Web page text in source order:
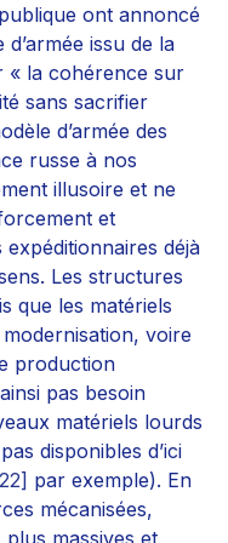
ont annoncé
issu de la
« la cohérence sur
sans sacrifier
d’armée des
russe à nos
illusoire et ne
et
expéditionnaires déjà
Les structures
que les matériels
voire
production
pas besoin
matériels lourds
disponibles d’ici
par exemple). En
mécanisées,
massives et